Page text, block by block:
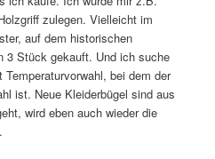
zulegen. Vielleicht im
auf dem historischen
Stück gekauft. Und ich suche
bei dem der
ist. Neue Kleiderbügel sind aus
wird eben auch wieder die